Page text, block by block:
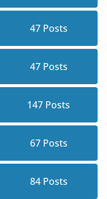
47Posts
47Posts
147 Posts
67Posts
84Posts